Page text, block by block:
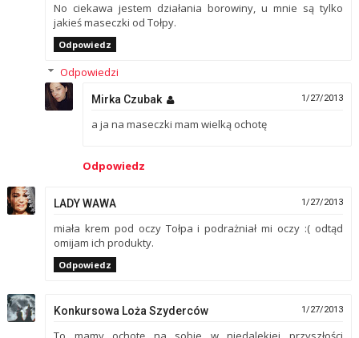
No ciekawa jestem działania borowiny, u mnie są tylko
jakieś maseczki od Tołpy.
Odpowiedz
Odpowiedzi
Mirka Czubak 1/27/2013
a ja na maseczki mam wielką ochotę
Odpowiedz
LADY WAWA 1/27/2013
miała krem pod oczy Tołpa i podrażniał mi oczy :( odtąd
omijam ich produkty.
Odpowiedz
Konkursowa Loża Szyderców 1/27/2013